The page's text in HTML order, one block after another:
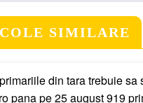
SIMILARE